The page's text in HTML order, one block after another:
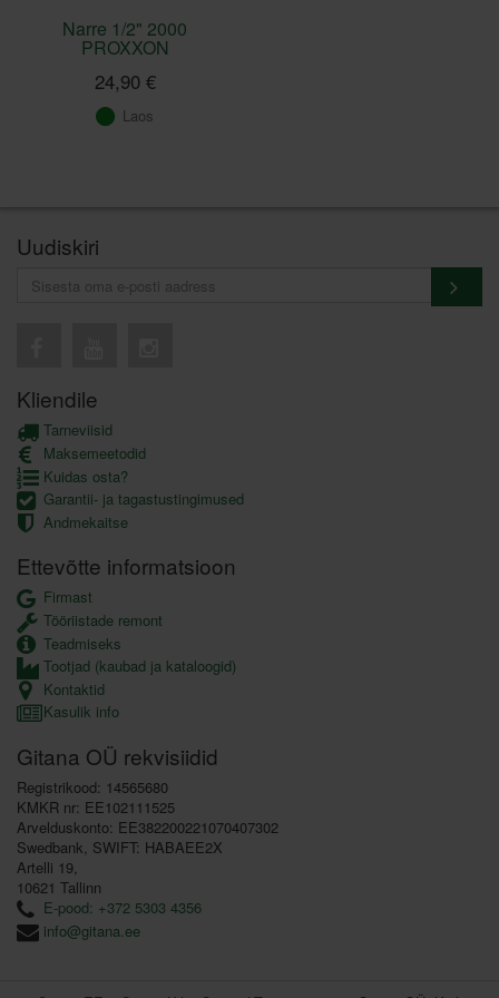
Narre 1/2" 2000
PROXXON
24,90 €
Laos
Uudiskiri
Kliendile
Tarneviisid
Maksemeetodid
Kuidas osta?
Garantii- ja tagastustingimused
Andmekaitse
Ettevõtte informatsioon
Firmast
Tööriistade remont
Teadmiseks
Tootjad (kaubad ja kataloogid)
Kontaktid
Kasulik info
Gitana OÜ rekvisiidid
Registrikood: 14565680
KMKR nr: EE102111525
Arvelduskonto: EE382200221070407302
Swedbank, SWIFT: HABAEE2X
Artelli 19,
10621 Tallinn
E-pood: +372 5303 4356
info@gitana.ee